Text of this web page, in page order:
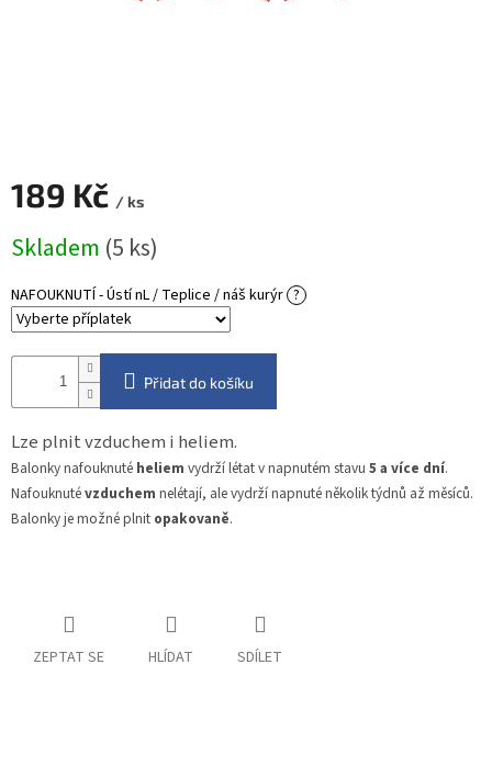
189 Kč / ks
cena:
Skladem (5 ks)
NAFOUKNUTÍ - Ústí nL / Teplice / náš kurýr ?
Přidat do košíku
Lze plnit vzduchem i heliem.
Balonky nafouknuté heliem vydrží létat v napnutém stavu 5 a více dní.
Nafouknutévzduchem nelétají, ale vydrží napnuté několik týdnů až měsíců.
Balonky je možné plnit opakovaně.
ZEPTAT SE HLÍDAT SDÍLET